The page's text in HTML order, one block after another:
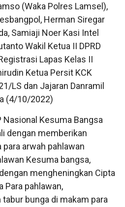
(Waka Polres Lamsel),
Herman Siregar
Samiaji Noer Kasi Intel
Wakil Ketua II DPRD
Lapas Kelas II
Ketua Persit KCK
LS dan Jajaran Danramil
(4/10/2022)
Kesuma Bangsa
dengan memberikan
arwah pahlawan
Kesuma bangsa,
mengheningkan Cipta
Para pahlawan,
tabur bunga di makam para